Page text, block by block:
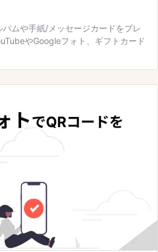
ムや手紙/メッセージカードをプレ
やGoogleフォト、ギフトカード